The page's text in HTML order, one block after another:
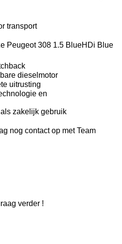
transport
Peugeot 308 1.5 BlueHDi Blue
dieselmotor
uitrusting
en
zakelijk gebruik
nog contact op met Team
verder !